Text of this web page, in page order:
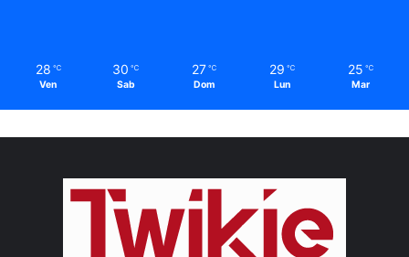
28 ℃
Ven
30 ℃
Sab
27 ℃
Dom
29 ℃
Lun
25 ℃
Mar